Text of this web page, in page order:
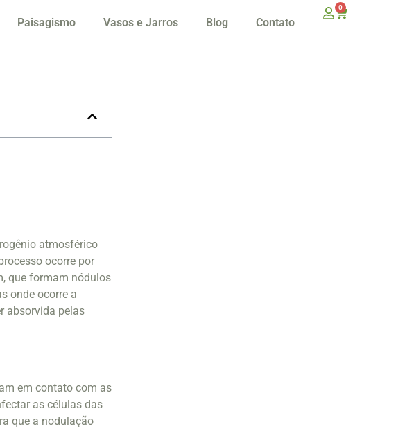
Paisagismo Vasos e Jarros Blog Contato
0
atmosférico
ocorre por
que formam nódulos
onde ocorre a
absorvida pelas
em contato com as
as células das
que a nodulação